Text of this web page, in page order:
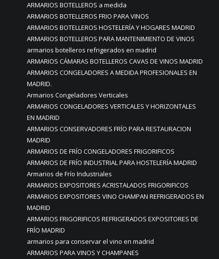
ARMARIOS BOTELLEROS a medida
ARMARIOS BOTELLEROS FRIO PARA VINOS
ARMARIOS BOTELLEROS HOSTELERÍA Y HOGARES MADRID
ARMARIOS BOTELLEROS PARA MANTENIMIENTO DE VINOS
armarios botelleros refrigerados en madrid
ARMARIOS CÁMARAS BOTELLEROS CAVAS DE VINOS MADRID
ARMARIOS CONGELADORES A MEDIDA PROFESIONALES EN
MADRID.
Armarios Congeladores Verticales
ARMARIOS CONGELADORES VERTICALES Y HORIZONTALES
EN MADRID
ARMARIOS CONSERVADORES FRÍO PARA RESTAURACION
MADRID
ARMARIOS DE FRÍO CONGELADORES FRIGORIFICOS
ARMARIOS DE FRÍO INDUSTRIAL PARA HOSTELERÍA MADRID
Armarios de Frío Industriales
ARMARIOS EXPOSITORES ACRISTALADOS FRIGORIFICOS
ARMARIOS EXPOSITORES VINO CHAMPAN REFRIGERADOS EN
MADRID
ARMARIOS FRIGORIFICOS REFRIGERADOS EXPOSITORES DE
FRÍO MADRID
armarios para conservar el vino en madrid
ARMARIOS PARA VINOS Y CHAMPANES